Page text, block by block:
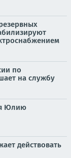
по
на службу
Юлию
действовать